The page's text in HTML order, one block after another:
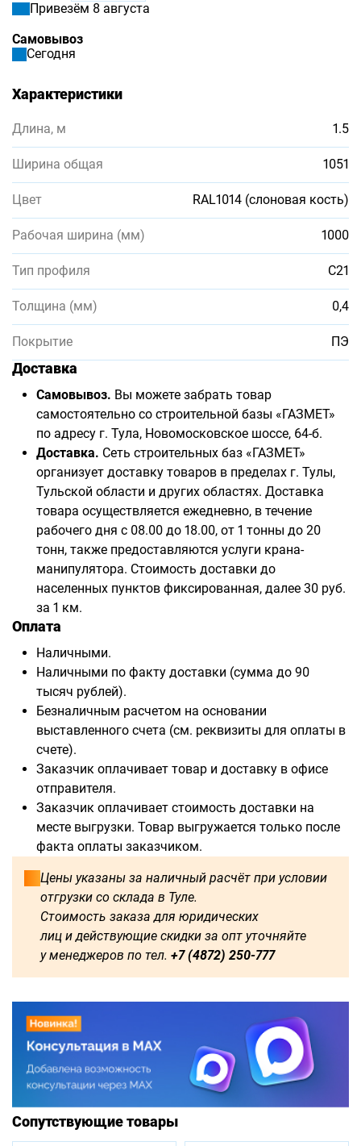
Привезём 8 августа
Самовывоз
Сегодня
Характеристики
Длина, м 1.5
Ширина общая 1051
Цвет RAL1014 (слоновая кость)
Рабочая ширина (мм) 1000
Тип профиля С21
Толщина (мм) 0,4
Покрытие ПЭ
Доставка
Самовывоз. Вы можете забрать товар
самостоятельно со строительной базы «ГАЗМЕТ»
по адресу г. Тула, Новомосковское шоссе, 64-б.
Доставка. Сеть строительных баз «ГАЗМЕТ»
организует доставку товаров в пределах г. Тулы,
Тульской области и других областях. Доставка
товара осуществляется ежедневно, в течение
рабочего дня с 08.00 до 18.00, от 1 тонны до 20
тонн, также предоставляются услуги крана-
манипулятора. Стоимость доставки до
населенных пунктов фиксированная, далее 30 руб.
за 1 км.
Оплата
Наличными.
Наличными по факту доставки (сумма до 90
тысяч рублей).
Безналичным расчетом на основании
выставленного счета (см. реквизиты для оплаты в
счете).
Заказчик оплачивает товар и доставку в офисе
отправителя.
Заказчик оплачивает стоимость доставки на
месте выгрузки. Товар выгружается только после
факта оплаты заказчиком.
Цены указаны за наличный расчёт при условии
отгрузки со склада в Туле.
Стоимость заказа для юридических
лиц и действующие скидки за опт уточняйте
у менеджеров по тел. +7 (4872) 250-777
1750 1800 2000 2250
3000 3250
3500 3750 4000 4250
4500 4750 5000 5250
Сопутствующие товары